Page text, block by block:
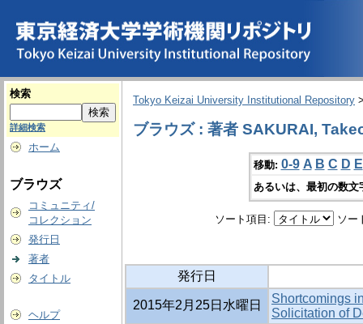
検索
詳細検索
ホーム
ブラウズ
コミュニティ/
コレクション
発行日
著者
タイトル
ヘルプ
Tokyo Keizai University Institutional Repository
ブラウズ : 著者 SAKURAI,
移動: 0-9 A B C D E
あるいは、最初の数
ソート項目: ソー
発行日
2015年2月25日水曜日
Shortcomings
Solicitation of